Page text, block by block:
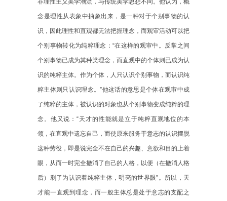
念是理性从表象中抽象出来，是一种对于个别事物的认
识，因此理性和直观都无法把握理念，而观审活动可以把
个别事物转化为纯粹理念： “在这样的观审中。反掌之间
个别事物已成为其种类理念，而直观中的个体则已成为认
识的纯粹主体。作为个体，人只认识个别事物，而认识纯
粹主体则只认识理念。”他这话的意思是个体在观审中成
了纯粹的主体，被认识的对象也从个别事物变成纯粹的理
念。他又说：“天才的性能就是立于纯粹直观地位的本
领，在直观中遗忘自己，而使原来服务于意志的认识摆脱
这种劳役，即是说完全不在自己的兴趣、意欲和目的上着
眼，从而一时完全撤消了自己的人格，以便（在撤消人格
后）剩了为认识着纯粹主体，明亮的世界眼”。所以，天
才能一直观到理念，而一般主体总是处于意志的支配之